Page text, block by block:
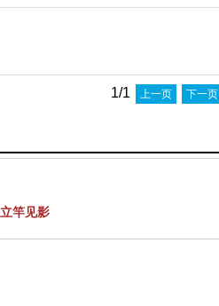
1/1 上一页 下一页
竿见影